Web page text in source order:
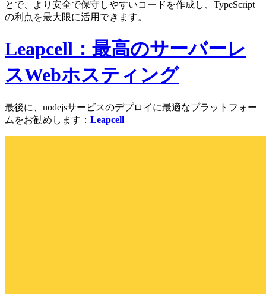
とで、より安全で保守しやすいコードを作成し、TypeScript
の利点を最大限に活用できます。
Leapcell：最高のサーバーレ
スWebホスティング
最後に、nodejsサービスのデプロイに最適なプラットフォー
ムをお勧めします： Leapcell